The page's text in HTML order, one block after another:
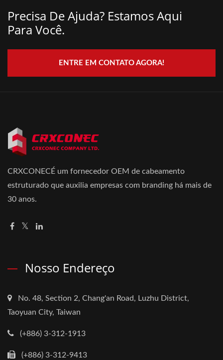
Precisa De Ajuda? Estamos Aqui
Para Você.
ENTRE EM CONTATO AGORA!
CRXCONECÉ um fornecedor OEM de cabeamento
estruturado que auxilia empresas com branding há mais de
30 anos.
Nosso Endereço
No. 48, Section 2, Chang'an Road, Luzhu District,
Taoyuan City, Taiwan
(+886) 3-312-1913
(+886) 3-312-9413